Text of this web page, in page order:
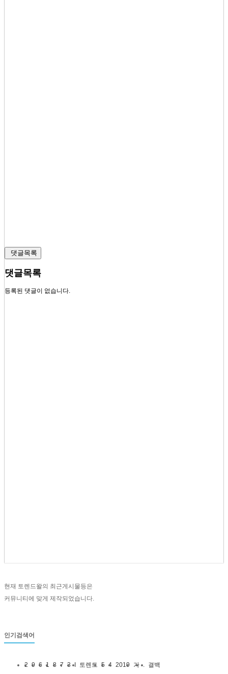
댓글목록
댓글목록
등록된 댓글이 없습니다.
현재 토렌드왈의 최근게시물등은
커뮤니티에 맞게 제작되었습니다.
인기검색어
2 9 6 1 8 7 3 I 토렌트 5 4 2019 가 결백